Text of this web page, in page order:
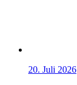
20. Juli 2026